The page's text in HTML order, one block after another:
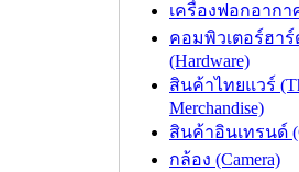
เครื่องฟอกอากา
คอมพิวเตอร์ฮาร์
(Hardware)
สินค้าไทยแวร์
Merchandise)
สินค้าอินเทรนด์
กล้อง (Camera)